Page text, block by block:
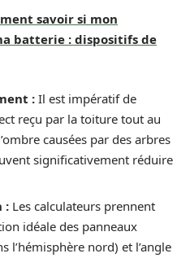
savoir si mon
batterie : dispositifs de
: Il est impératif de
reçu par la toiture tout au
causées par des arbres
significativement réduire
: Les calculateurs prennent
idéale des panneaux
l’hémisphère nord) et l’angle